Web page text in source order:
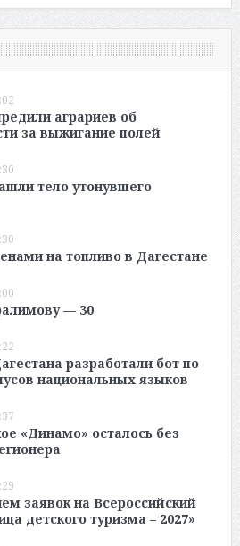
аграриев об
за выжигание полей
тело утонувшего
на топливо в Дагестане
— 30
разработали бот по
национальных языков
«Динамо» осталось без
заявок на Всероссийский
детского туризма – 2027»